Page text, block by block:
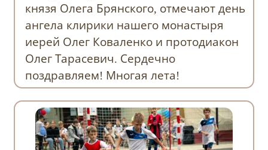
князя Олега Брянского, отмечают день
ангела клирики нашего монастыря
иерей Олег Коваленко и протодиакон
Олег Тарасевич. Сердечно
поздравляем! Многая лета!